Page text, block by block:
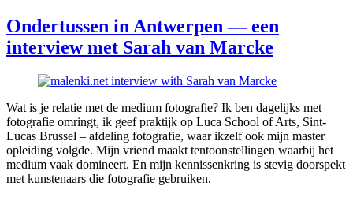
Ondertussen in Antwerpen — een
interview met Sarah van Marcke
Wat is je relatie met de medium fotografie? Ik ben dagelijks met
fotografie omringt, ik geef praktijk op Luca School of Arts, Sint-
Lucas Brussel – afdeling fotografie, waar ikzelf ook mijn master
opleiding volgde. Mijn vriend maakt tentoonstellingen waarbij het
medium vaak domineert. En mijn kennissenkring is stevig doorspekt
met kunstenaars die fotografie gebruiken.